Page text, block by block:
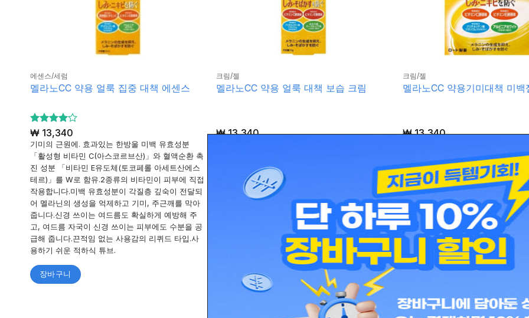
에센스/세럼
멜라노CC 약용 얼룩 집중 대책 에센스
5 중에서
4로 평
가됨
₩13,340
기미의 근원에. 효과있는 한방울 미백 유효성분
「활성형 비타민 C(아스코르브산)」와 혈액순환 촉
진 성분 「비타민 E유도체(토코페롤 아세트산에스
테르)」를 W로 함유.2종류의 비타민이 피부에 직접
작용합니다.미백 유효성분이 각질층 깊숙이 전달되
어 멜라닌의 생성을 억제하고 기미, 주근깨를 막아
줍니다.신경 쓰이는 여드름도 확실하게 예방해 주
고, 여드름 자국이 신경 쓰이는 피부에도 수분을 공
급해 줍니다.끈적임 없는 사용감의 리퀴드 타입.사
용하기 쉬운 적하식 튜브.
장바구니
크림/젤
멜라노CC 약용 얼룩 대책 보습 크림
₩13,340
장바구니
크림/젤
멜라노CC 약용기미대책 미백
₩13,340
한 보습젤 유효성분 비타민C유도체
한 보습젤
장바구니